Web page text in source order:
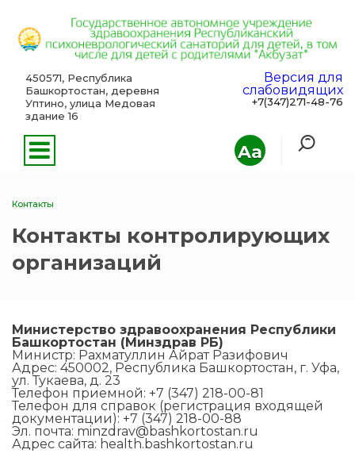
Aa
450571, Республика
Башкортостан, деревня
Уптино, улица Медовая
здание 16
Версия для
слабовидящих
+7(347)271-48-76
Контакты
Контакты контролирующих
организаций
Министерство здравоохранения Республики
Башкортостан (Минздрав РБ)
Министр: Рахматуллин Айрат Разифович
Адрес: 450002, Республика Башкортостан, г. Уфа,
ул. Тукаева, д. 23
Телефон приемной: +7 (347) 218-00-81
Телефон для справок (регистрация входящей
документации): +7 (347) 218-00-88
Эл. почта: minzdrav@bashkortostan.ru
Адрес сайта: health.bashkortostan.ru